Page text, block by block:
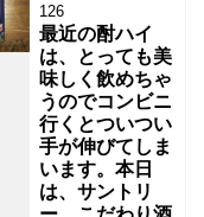
126
最近の酎ハイ
は、とっても美
味しく飲めちゃ
うのでコンビニ
行くとついつい
手が伸びてしま
います。本日
は、サントリ